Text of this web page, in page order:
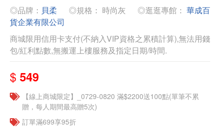
◎品牌： 貝柔 ◎規格： 時尚灰 ◎逛逛專館： 華成百
貨企業有限公司
商城限用信用卡支付(不納入VIP資格之累積計算),無法用錢
包/紅利點數,無搬運上樓服務及指定日期/時間.
$ 549
【線上商城限定】_0729-0820 滿$2200送100點(單筆不累
贈，每人期間最高贈5次)
訂單滿699享95折